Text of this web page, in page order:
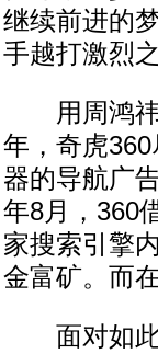
继续前进的
手越打激烈
用周鸿祎
年，奇虎
器的导航广
年8月，360
家搜索引擎
金富矿。而
面对如此